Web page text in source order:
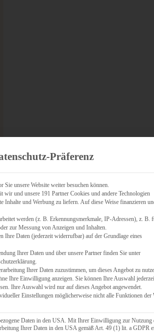
Präferenz
unsere Website weiter besuchen können.
und unsere 191 Partner Cookies und andere Technologien
Inhalte und Werbung zu liefern. Auf diese Weise finanzieren
werden (z. B. Erkennungsmerkmale, IP-Adressen), z. B.
zur Messung von Anzeigen und Inhalten.
Ihre Daten (jederzeit widerrufbar) auf der Grundlage eines
Ihrer Daten und über unsere Partner finden Sie unter
Ihrer Daten zuzustimmen, um dieses Angebot zu
Ihre Einwilligung anzeigen. Sie können Ihre Auswahl
Ihre Auswahl wird nur auf dieses Angebot angewendet.
Einstellungen möglicherweise nicht alle Funktionen der
Daten in den USA. Mit Ihrer Einwilligung zur Nutzung
Ihrer Daten in den USA gemäß Art. 49 (1) lit. a GDPR